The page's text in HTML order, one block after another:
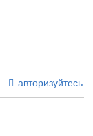
авторизуйтесь